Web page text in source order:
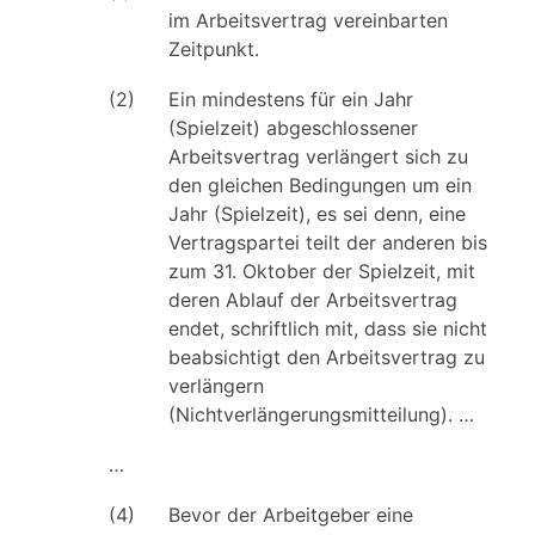
im Arbeitsvertrag vereinbarten
Zeitpunkt.
(2)
Ein mindestens für ein Jahr
(Spielzeit) abgeschlossener
Arbeitsvertrag verlängert sich zu
den gleichen Bedingungen um ein
Jahr (Spielzeit), es sei denn, eine
Vertragspartei teilt der anderen bis
zum 31. Oktober der Spielzeit, mit
deren Ablauf der Arbeitsvertrag
endet, schriftlich mit, dass sie nicht
beabsichtigt den Arbeitsvertrag zu
verlängern
(Nichtverlängerungsmitteilung). …
…
(4)
Bevor der Arbeitgeber eine